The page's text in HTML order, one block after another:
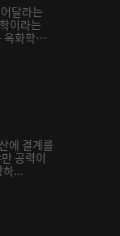
달라는
이라는
옥화학
에 결계를
공력이
하...